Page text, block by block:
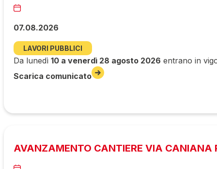
07.08.2026
LAVORI PUBBLICI
Da lunedì 10 a venerdì 28 agosto 2026 entrano in
Scarica comunicato
AVANZAMENTO CANTIERE VIA CANIANA